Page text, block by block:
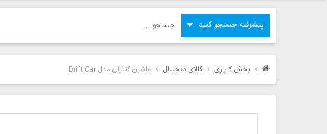
بخش کاربری کالای دیجیتال ماشین کنترلی مدل Drift Car